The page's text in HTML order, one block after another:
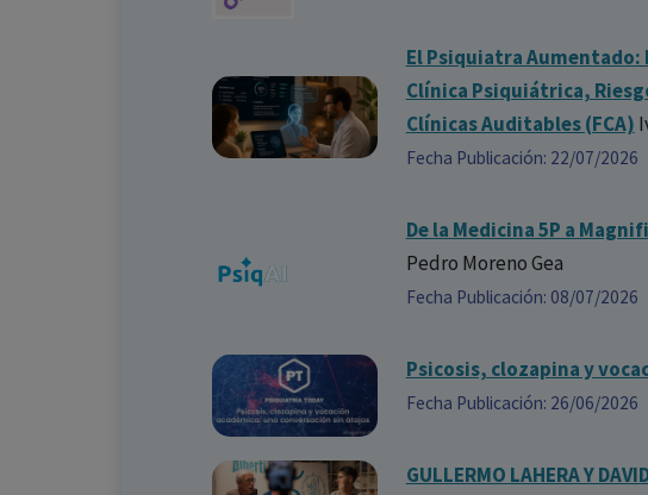
El Psiquiatra Aumentado:
Clínica Psiquiátrica,
Clínicas Auditables (FCA)
Fecha Publicación: 22/07/2026
De la Medicina 5P a
Pedro Moreno Gea
Fecha Publicación: 08/07/2026
Psicosis, clozapina y
Fecha Publicación: 26/06/2026
GULLERMO LAHERA Y